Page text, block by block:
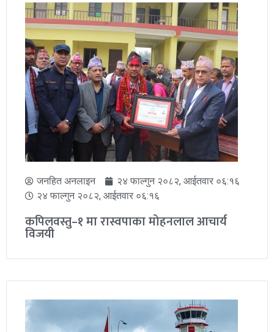
जनहित अनलाइन
२४ फाल्गुन २०८२, आईतवार ०६:१६
२४ फाल्गुन २०८२, आईतवार ०६:१६
कपिलवस्तु–१ मा रास्वपाका मोहनलाल आचार्य
विजयी